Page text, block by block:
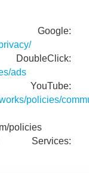
ads
policies/
policies